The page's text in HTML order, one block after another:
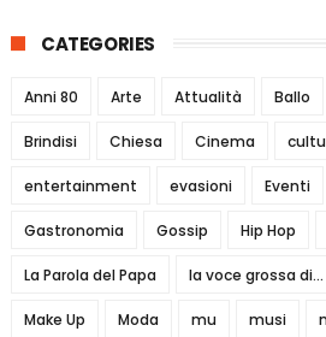
CATEGORIES
Anni 80 Arte Attualità Ballo
Brindisi Chiesa Cinema
entertainment evasioni Eventi
Gastronomia Gossip Hip Hop
La Parola del Papa la voce grossa di...
Make Up Moda mu musi